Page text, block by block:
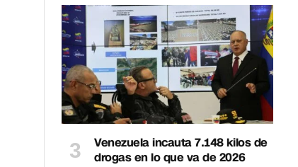
Venezuela incauta 7.148 kilos de
drogas en lo que va de 2026